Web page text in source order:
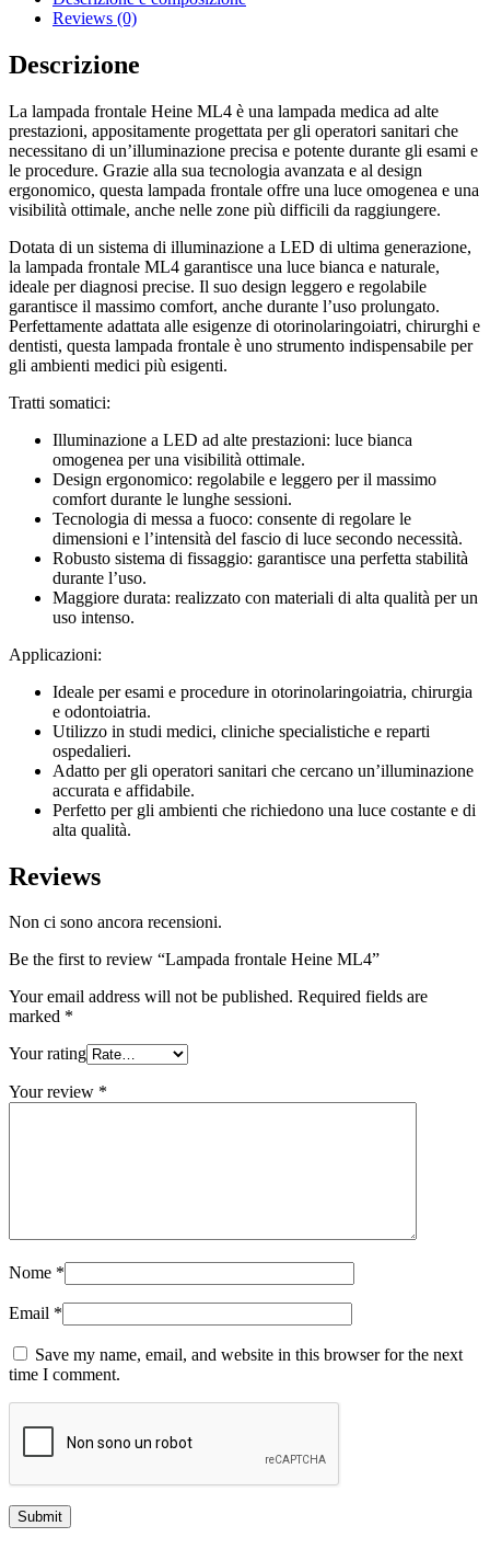
Reviews (0)
Descrizione
La lampada frontale Heine ML4 è una lampada medica ad alte
prestazioni, appositamente progettata per gli operatori sanitari che
necessitano di un’illuminazione precisa e potente durante gli esami e
le procedure. Grazie alla sua tecnologia avanzata e al design
ergonomico, questa lampada frontale offre una luce omogenea e una
visibilità ottimale, anche nelle zone più difficili da raggiungere.
Dotata di un sistema di illuminazione a LED di ultima generazione,
la lampada frontale ML4 garantisce una luce bianca e naturale,
ideale per diagnosi precise. Il suo design leggero e regolabile
garantisce il massimo comfort, anche durante l’uso prolungato.
Perfettamente adattata alle esigenze di otorinolaringoiatri, chirurghi e
dentisti, questa lampada frontale è uno strumento indispensabile per
gli ambienti medici più esigenti.
Tratti somatici:
Illuminazione a LED ad alte prestazioni: luce bianca
omogenea per una visibilità ottimale.
Design ergonomico: regolabile e leggero per il massimo
comfort durante le lunghe sessioni.
Tecnologia di messa a fuoco: consente di regolare le
dimensioni e l’intensità del fascio di luce secondo necessità.
Robusto sistema di fissaggio: garantisce una perfetta stabilità
durante l’uso.
Maggiore durata: realizzato con materiali di alta qualità per un
uso intenso.
Applicazioni:
Ideale per esami e procedure in otorinolaringoiatria, chirurgia
e odontoiatria.
Utilizzo in studi medici, cliniche specialistiche e reparti
ospedalieri.
Adatto per gli operatori sanitari che cercano un’illuminazione
accurata e affidabile.
Perfetto per gli ambienti che richiedono una luce costante e di
alta qualità.
Reviews
Non ci sono ancora recensioni.
Be the first to review “Lampada frontale Heine ML4”
Your email address will not be published. Required fields are
marked *
Your rating
Your review *
Nome *
Email *
Save my name, email, and website in this browser for the next
time I comment.